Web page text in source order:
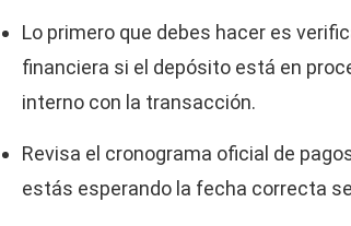
Lo primero que debes hacer es
financiera si el depósito está en
interno con la transacción.
Revisa el cronograma oficial de
estás esperando la fecha correcta